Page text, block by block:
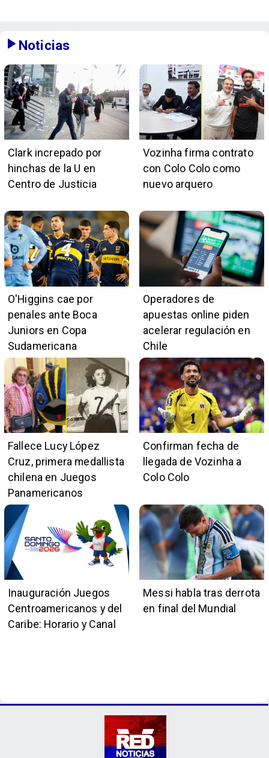
Noticias
Clark increpado por
hinchas de la U en
Centro de Justicia
Vozinha firma contrato
con Colo Colo como
nuevo arquero
O'Higgins cae por
penales ante Boca
Juniors en Copa
Sudamericana
Operadores de
apuestas online piden
acelerar regulación en
Chile
Fallece Lucy López
Cruz, primera medallista
chilena en Juegos
Panamericanos
Confirman fecha de
llegada de Vozinha a
Colo Colo
Inauguración Juegos
Centroamericanos y del
Caribe: Horario y Canal
Messi habla tras derrota
en final del Mundial